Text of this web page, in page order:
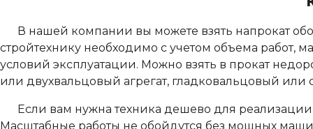
В нашей компании вы можете взять напрокат
стройтехнику необходимо с учетом объема работ,
условий эксплуатации. Можно взять в прокат
или двухвальцовый агрегат, гладковальцовый
Если вам нужна техника дешево для
Масштабные работы не обойдутся без мощных